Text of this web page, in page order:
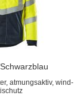
atmungsaktiv, wind-